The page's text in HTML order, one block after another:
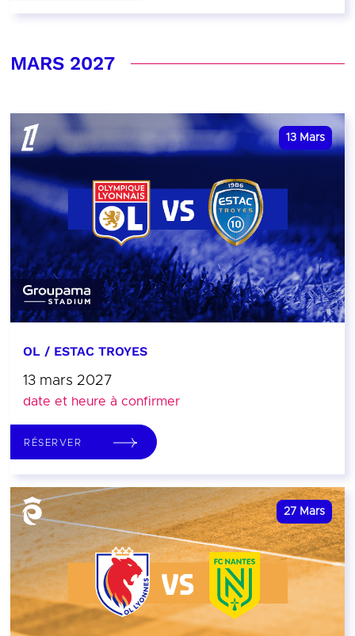
MARS 2027
13 Mars
OL / ESTAC TROYES
13 mars 2027
date et heure à confirmer
RÉSERVER
27 Mars